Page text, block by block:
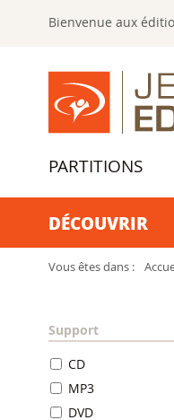
Bienvenue aux
PARTITIONS
DÉCOUVRIR
Vous êtes dans :
Support
CD
MP3
DVD